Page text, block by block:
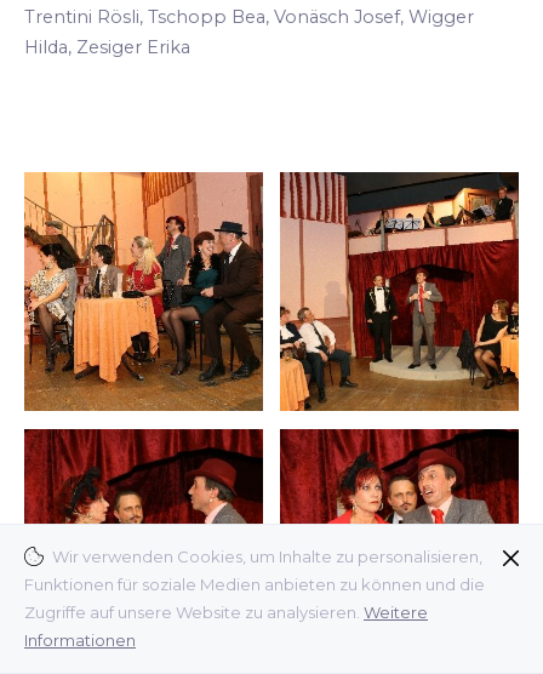
Wir verwenden Cookies, um Inhalte zu personalisieren,
Funktionen für soziale Medien anbieten zu können und die
Zugriffe auf unsere Website zu analysieren. Weitere
Informationen
Trentini Rösli, Tschopp Bea, Vonäsch Josef, Wigger
Hilda, Zesiger Erika